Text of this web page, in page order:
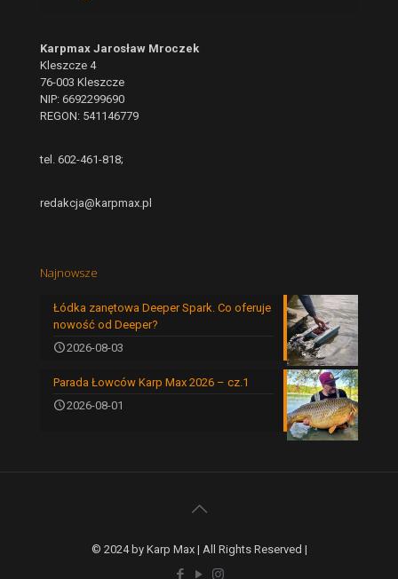
Karpmax Jarosław Mroczek
Kleszcze 4
76-003 Kleszcze
NIP: 6692299690
REGON: 541146779
tel. 602-461-818;
redakcja@karpmax.pl
Najnowsze
Łódka zanętowa Deeper Spark. Co oferuje
nowość od Deeper?
2026-08-03
Parada Łowców Karp Max 2026 – cz.1
2026-08-01
© 2024 by Karp Max | All Rights Reserved |